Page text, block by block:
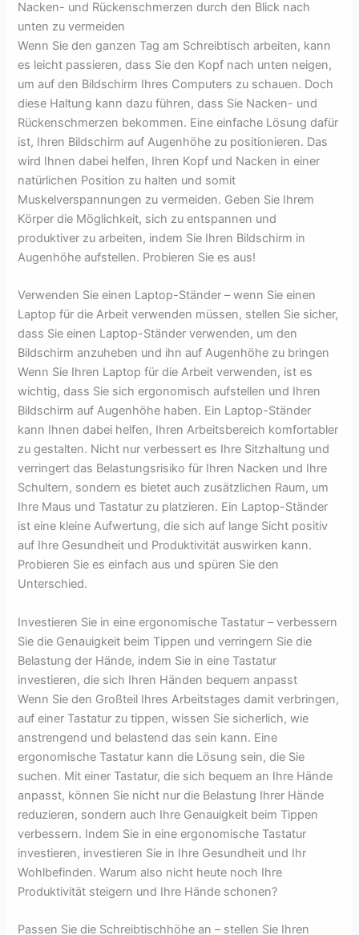
Nacken- und Rückenschmerzen durch den Blick nach
unten zu vermeiden
Wenn Sie den ganzen Tag am Schreibtisch arbeiten, kann
es leicht passieren, dass Sie den Kopf nach unten neigen,
um auf den Bildschirm Ihres Computers zu schauen. Doch
diese Haltung kann dazu führen, dass Sie Nacken- und
Rückenschmerzen bekommen. Eine einfache Lösung dafür
ist, Ihren Bildschirm auf Augenhöhe zu positionieren. Das
wird Ihnen dabei helfen, Ihren Kopf und Nacken in einer
natürlichen Position zu halten und somit
Muskelverspannungen zu vermeiden. Geben Sie Ihrem
Körper die Möglichkeit, sich zu entspannen und
produktiver zu arbeiten, indem Sie Ihren Bildschirm in
Augenhöhe aufstellen. Probieren Sie es aus!
Verwenden Sie einen Laptop-Ständer – wenn Sie einen
Laptop für die Arbeit verwenden müssen, stellen Sie sicher,
dass Sie einen Laptop-Ständer verwenden, um den
Bildschirm anzuheben und ihn auf Augenhöhe zu bringen
Wenn Sie Ihren Laptop für die Arbeit verwenden, ist es
wichtig, dass Sie sich ergonomisch aufstellen und Ihren
Bildschirm auf Augenhöhe haben. Ein Laptop-Ständer
kann Ihnen dabei helfen, Ihren Arbeitsbereich komfortabler
zu gestalten. Nicht nur verbessert es Ihre Sitzhaltung und
verringert das Belastungsrisiko für Ihren Nacken und Ihre
Schultern, sondern es bietet auch zusätzlichen Raum, um
Ihre Maus und Tastatur zu platzieren. Ein Laptop-Ständer
ist eine kleine Aufwertung, die sich auf lange Sicht positiv
auf Ihre Gesundheit und Produktivität auswirken kann.
Probieren Sie es einfach aus und spüren Sie den
Unterschied.
Investieren Sie in eine ergonomische Tastatur – verbessern
Sie die Genauigkeit beim Tippen und verringern Sie die
Belastung der Hände, indem Sie in eine Tastatur
investieren, die sich Ihren Händen bequem anpasst
Wenn Sie den Großteil Ihres Arbeitstages damit verbringen,
auf einer Tastatur zu tippen, wissen Sie sicherlich, wie
anstrengend und belastend das sein kann. Eine
ergonomische Tastatur kann die Lösung sein, die Sie
suchen. Mit einer Tastatur, die sich bequem an Ihre Hände
anpasst, können Sie nicht nur die Belastung Ihrer Hände
reduzieren, sondern auch Ihre Genauigkeit beim Tippen
verbessern. Indem Sie in eine ergonomische Tastatur
investieren, investieren Sie in Ihre Gesundheit und Ihr
Wohlbefinden. Warum also nicht heute noch Ihre
Produktivität steigern und Ihre Hände schonen?
Passen Sie die Schreibtischhöhe an – stellen Sie Ihren